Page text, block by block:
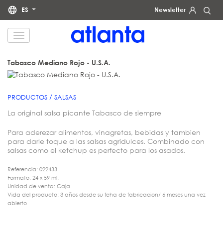
ES Newsletter
Le informamos de que sus datos personales serán tratados por atlanta Restauración Temática S.L., con la
finalidad de enviarle nuestra newsletter. Podrá ejercitar en cualquier momento sus derechos de acceso,
PRIVACIDAD.
Tabasco Mediano Rojo - U.S.A.
PRODUCTOS / SALSAS
La original salsa picante Tabasco de siempre
Para aderezar alimentos, vinagretas, bebidas y tambien
para darle toque a las salsas agridulces. Combinado con
salsas como el ketchup es perfecto para los asados.
Referencia: 022433
Formato: 24 x 59 ml.
Unidad de venta: Caja
Vida del producto: 3 años desde su feha de fabricacion/ 6 meses una vez
abierto